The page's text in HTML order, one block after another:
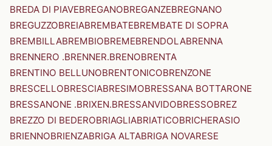
BREDA DI PIAVEBREGANOBREGANZEBREGNANO
BREGUZZOBREIABREMBATEBREMBATE DI SOPRA
BREMBILLABREMBIOBREMEBRENDOLABRENNA
BRENNERO .BRENNER.BRENOBRENTA
BRENTINO BELLUNOBRENTONICOBRENZONE
BRESCELLOBRESCIABRESIMOBRESSANA BOTTARONE
BRESSANONE .BRIXEN.BRESSANVIDOBRESSOBREZ
BREZZO DI BEDEROBRIAGLIABRIATICOBRICHERASIO
BRIENNOBRIENZABRIGA ALTABRIGA NOVARESE